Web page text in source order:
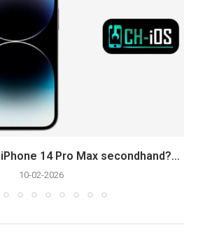
14 Pro Max secondhand?...
10-02-2026